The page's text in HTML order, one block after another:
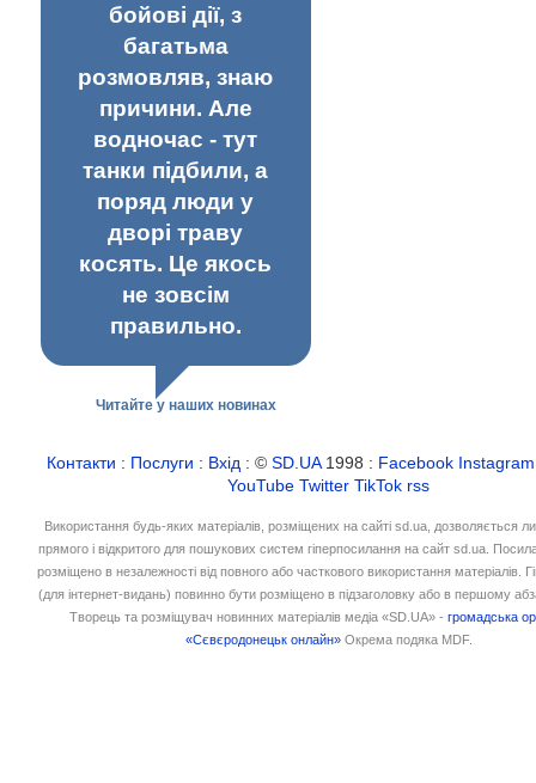
бойові дії, з
багатьма
розмовляв, знаю
причини. Але
водночас - тут
танки підбили, а
поряд люди у
дворі траву
косять. Це якось
не зовсім
правильно.
Читайте у наших новинах
Контакти : Послуги : Вхід : ©SD.UA1998 : Facebook Instagram
YouTube Twitter TikTok rss
Використання будь-яких матеріалів, розміщених на сайті sd.ua, дозволяється
прямого і відкритого для пошукових систем гіперпосилання на сайт sd.ua.
розміщено в незалежності від повного або часткового використання матеріалів.
(для інтернет-видань) повинно бути розміщено в підзаголовку або в першому
Творець та розміщувач новинних матеріалів медіа «SD.UA» -громадська
«Сєвєродонецьк онлайн» Окрема подяка MDF.